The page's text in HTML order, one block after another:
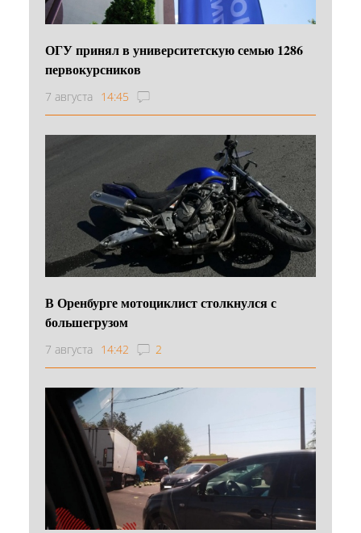
ОГУ принял в университетскую семью 1286
первокурсников
7 августа 14:45
В Оренбурге мотоциклист столкнулся с
большегрузом
7 августа 14:42 2